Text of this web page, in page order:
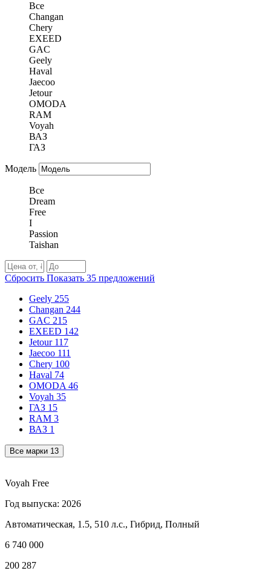
Все
Changan
Chery
EXEED
GAC
Geely
Haval
Jaecoo
Jetour
OMODA
RAM
Voyah
ВАЗ
ГАЗ
Модель
Все
Dream
Free
I
Passion
Taishan
Сбросить Показать 35 предложений
Geely 255
Changan 244
GAC 215
EXEED 142
Jetour 117
Jaecoo 111
Chery 100
Haval 74
OMODA 46
Voyah 35
ГАЗ 15
RAM 3
ВАЗ 1
Все марки 13
Voyah Free
Год выпуска: 2026
Автоматическая, 1.5, 510 л.с., Гибрид, Полный
6 740 000
200 287